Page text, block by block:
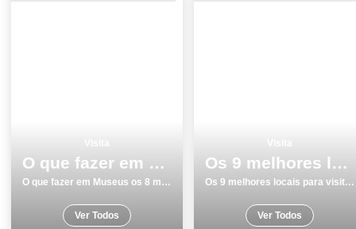
O que fazer em Museus os 8 melhores sitios para visitar na cidade
O que fazer em Museus os 8 melhores sitios para visitar na cidade
Ver Todos
Os 9 melhores locais para visitar em PÃ³voa de Varzim
Os 9 melhores locais para visitar em PÃ³voa de Varzim
Ver Todos